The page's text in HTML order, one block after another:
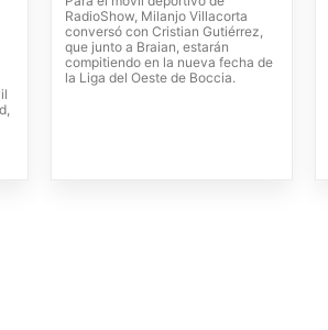
RadioShow, Milanjo Villacorta
conversó con Cristian Gutiérrez,
que junto a Braian, estarán
compitiendo en la nueva fecha de
la Liga del Oeste de Boccia.